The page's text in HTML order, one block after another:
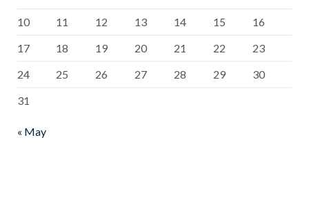
10
11 12 13 14 15
16
17
18 19 20 21 22
23
24
25 26 27 28 29
30
31
« May